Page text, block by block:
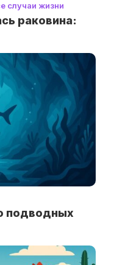
случаи жизни
раковина:
подводных